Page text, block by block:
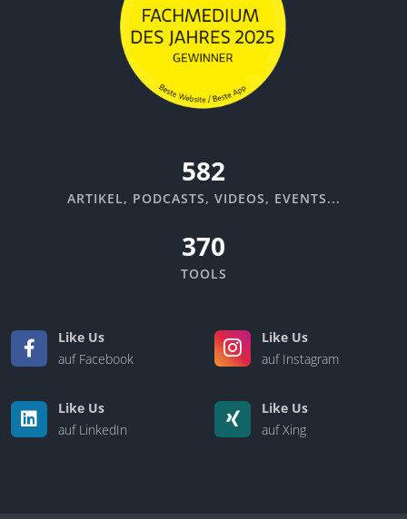
670
ARTIKEL, PODCASTS, VIDEOS, EVENTS...
370
TOOLS
Like Us
auf Facebook
Like Us
auf Instagram
Like Us
auf LinkedIn
Like Us
auf Xing